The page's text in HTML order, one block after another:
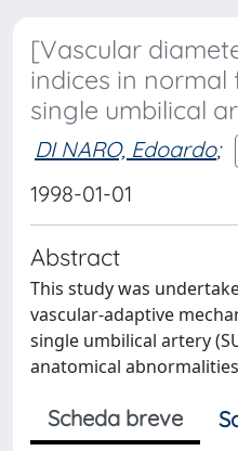
[Vascular
indices in normal
single umbilical
DI NARO, Edoardo;
1998-01-01
Abstract
This study was
vascular-adaptive
single umbilical artery
anatomical
Scheda breve